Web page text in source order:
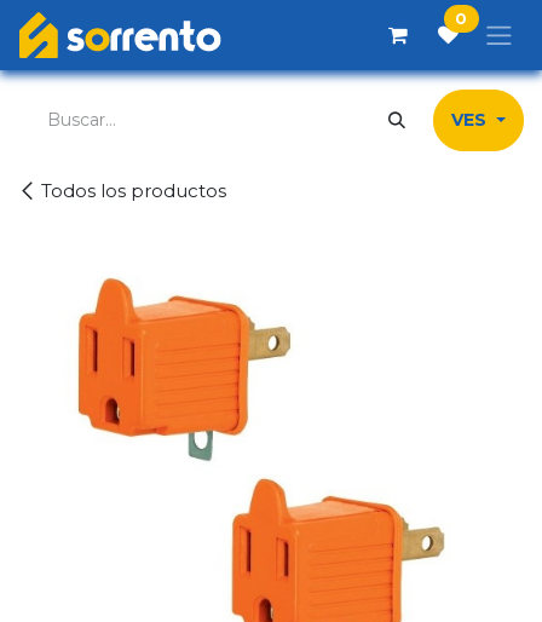
Ir al contenido 0
Todos los productos
VES